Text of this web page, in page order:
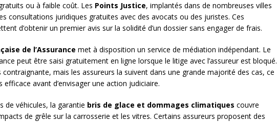
ou à faible coût. Les Points Justice, implantés dans de nombreuses villes
consultations juridiques gratuites avec des avocats ou des juristes. Ces
d’obtenir un premier avis sur la solidité d’un dossier sans engager de frais.
de l’Assurance met à disposition un service de médiation indépendant. Le
peut être saisi gratuitement en ligne lorsque le litige avec l’assureur est bloqué.
contraignante, mais les assureurs la suivent dans une grande majorité des cas, ce
avant d’envisager une action judiciaire.
de véhicules, la garantie bris de glace et dommages climatiques couvre
de grêle sur la carrosserie et les vitres. Certains assureurs proposent des